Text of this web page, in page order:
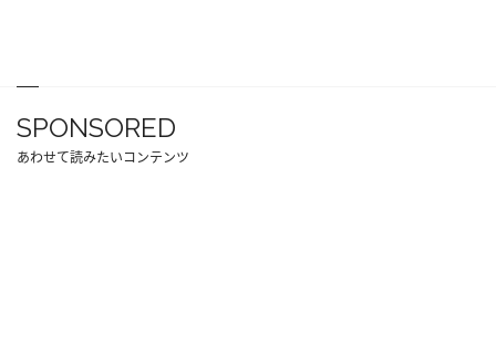
SPONSORED
あわせて読みたいコンテンツ